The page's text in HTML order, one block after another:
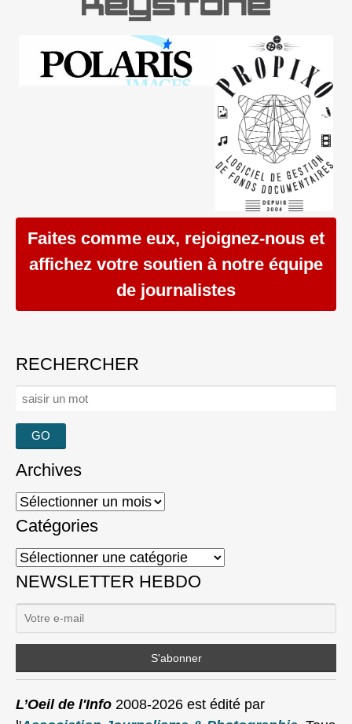
Faites comme eux, rejoignez-nous et
affichez votre soutien à notre équipe
de journalistes
RECHERCHER
Rechercher :
Archives
Archives
Catégories
Catégories
NEWSLETTER HEBDO
L’Oeil de l'Info 2008-2026 est édité par